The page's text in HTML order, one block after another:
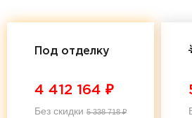
Под отделку
4 412 164 ₽
Без скидки 5 338 718₽